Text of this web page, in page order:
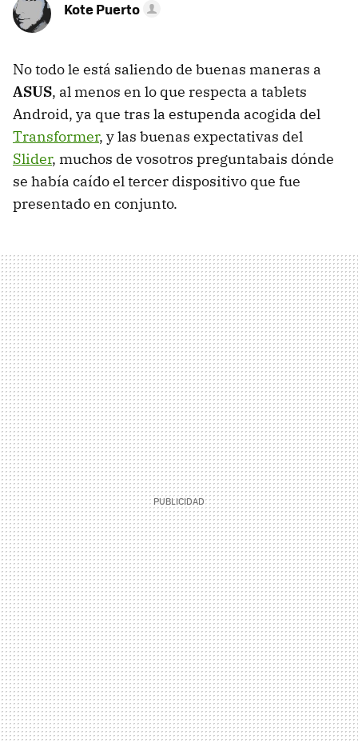
Kote Puerto
No todo le está saliendo de buenas maneras a
ASUS, al menos en lo que respecta a tablets
Android, ya que tras la estupenda acogida del
Transformer, y las buenas expectativas del
Slider, muchos de vosotros preguntabais dónde
se había caído el tercer dispositivo que fue
presentado en conjunto.